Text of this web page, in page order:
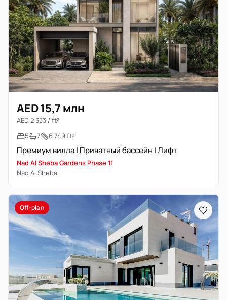
AED 15,7 млн
AED 2 333 / ft²
5
7 6 749 ft²
Премиум вилла | Приватный бассейн | Лифт
Nad Al Sheba Gardens Phase 11
Nad Al Sheba
Off-plan